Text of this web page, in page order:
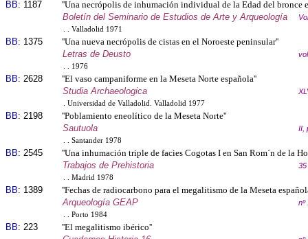
BB: 1187
''Una necrópolis de inhumación individual de la Edad del bronce
Boletín del Seminario de Estudios de Arte y Arqueología
. . Valladolid 1971
BB: 1375
''Una nueva necrópolis de cistas en el Noroeste peninsular''
Letras de Deusto
. . 1976
BB: 2628
''El vaso campaniforme en la Meseta Norte española''
Studia Archaeologica
. Universidad de Valladolid. Valladolid 1977
BB: 2198
''Poblamiento eneolítico de la Meseta Norte''
Sautuola
II,
. . Santander 1978
BB: 2545
''Una inhumación triple de facies Cogotas I en San Rom´n de la
Trabajos de Prehistoria
35
. . Madrid 1978
BB: 1389
''Fechas de radiocarbono para el megalitismo de la Meseta
Arqueología GEAP
nº
. . Porto 1984
BB: 223
''El megalitismo ibérico''